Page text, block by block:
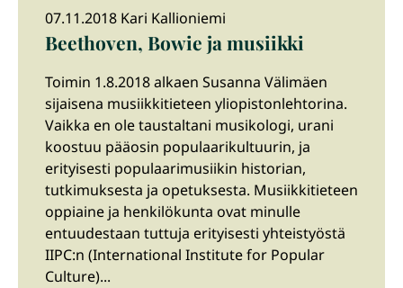
07.11.2018 Kari Kallioniemi
Beethoven, Bowie ja musiikki
Toimin 1.8.2018 alkaen Susanna Välimäen
sijaisena musiikkitieteen yliopistonlehtorina.
Vaikka en ole taustaltani musikologi, urani
koostuu pääosin populaarikultuurin, ja
erityisesti populaarimusiikin historian,
tutkimuksesta ja opetuksesta. Musiikkitieteen
oppiaine ja henkilökunta ovat minulle
entuudestaan tuttuja erityisesti yhteistyöstä
IIPC:n (International Institute for Popular
Culture)...